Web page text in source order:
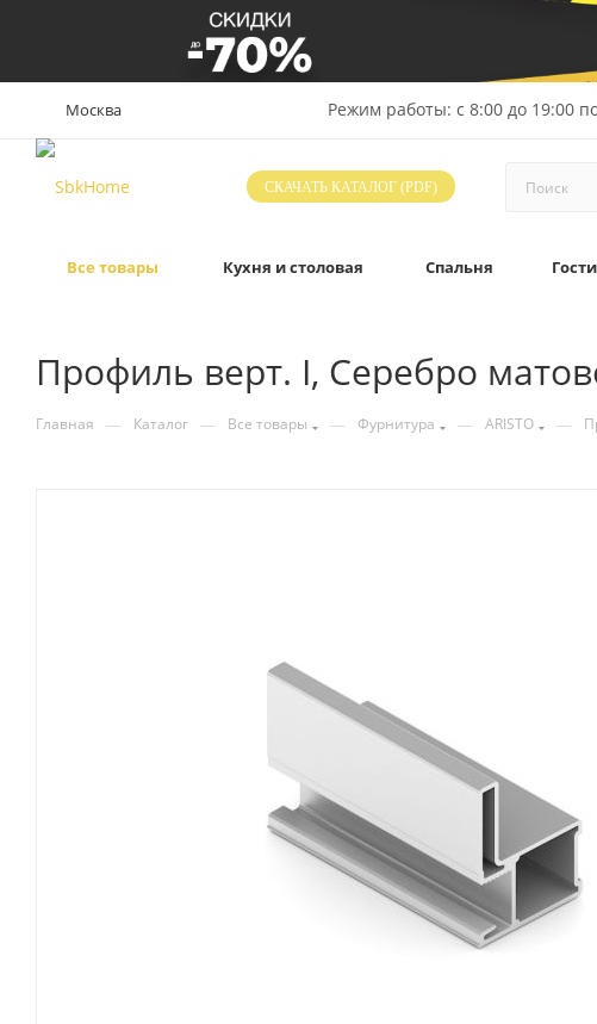
Москва Режим работы: с 8:00 до 19:00
СКАЧАТЬ КАТАЛОГ (PDF)
Все товары Кухня и столовая Спальня
Профиль верт. I, Серебро
Главная — Каталог — Все товары — Фурнитура — ARISTO —